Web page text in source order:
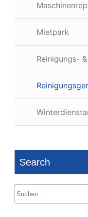
Mietpark
Reinigungs-
Search
Suchen
nach: